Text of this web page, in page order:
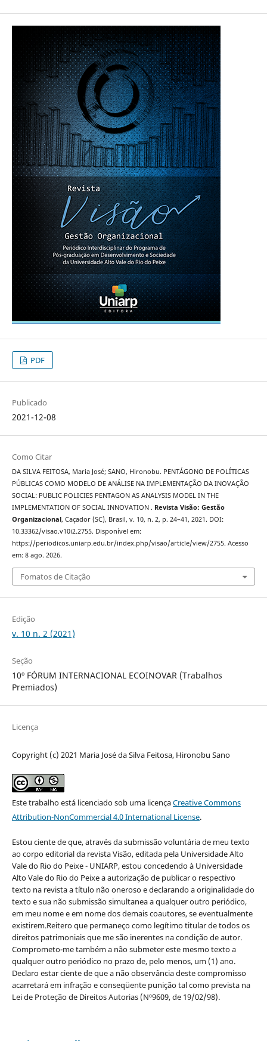
PDF
Publicado
2021-12-08
Como Citar
DA SILVA FEITOSA, Maria José; SANO, Hironobu. PENTÁGONO DE POLÍTICAS
PÚBLICAS COMO MODELO DE ANÁLISE NA IMPLEMENTAÇÃO DA INOVAÇÃO
SOCIAL: PUBLIC POLICIES PENTAGON AS ANALYSIS MODEL IN THE
IMPLEMENTATION OF SOCIAL INNOVATION . Revista Visão: Gestão
Organizacional, Caçador (SC), Brasil, v. 10, n. 2, p. 24–41, 2021. DOI:
10.33362/visao.v10i2.2755. Disponível em:
https://periodicos.uniarp.edu.br/index.php/visao/article/view/2755. Acesso
em: 8 ago. 2026.
Fomatos de Citação
Edição
v. 10 n. 2 (2021)
Seção
10º FÓRUM INTERNACIONAL ECOINOVAR (Trabalhos
Premiados)
Licença
Copyright (c) 2021 Maria José da Silva Feitosa, Hironobu Sano
Este trabalho está licenciado sob uma licençaCreative Commons
Attribution-NonCommercial 4.0 International License.
Estou ciente de que, através da submissão voluntária de meu texto
ao corpo editorial da revista Visão, editada pela Universidade Alto
Vale do Rio do Peixe - UNIARP, estou concedendo à Universidade
Alto Vale do Rio do Peixe a autorização de publicar o respectivo
texto na revista a título não oneroso e declarando a originalidade do
texto e sua não submissão simultanea a qualquer outro periódico,
em meu nome e em nome dos demais coautores, se eventualmente
existirem.Reitero que permaneço como legítimo titular de todos os
direitos patrimoniais que me são inerentes na condição de autor.
Comprometo-me também a não submeter este mesmo texto a
qualquer outro periódico no prazo de, pelo menos, um (1) ano.
Declaro estar ciente de que a não observância deste compromisso
acarretará em infração e conseqüente punição tal como prevista na
Lei de Proteção de Direitos Autorias (Nº9609, de 19/02/98).